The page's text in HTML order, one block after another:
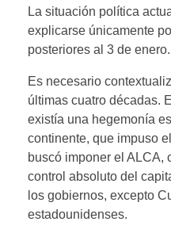
La situación política
explicarse únicamente
posteriores al 3 de enero.
Es necesario
últimas cuatro décadas.
existía una hegemonía
continente, que impuso
buscó imponer el ALCA,
control absoluto del
los gobiernos, excepto
estadounidenses.